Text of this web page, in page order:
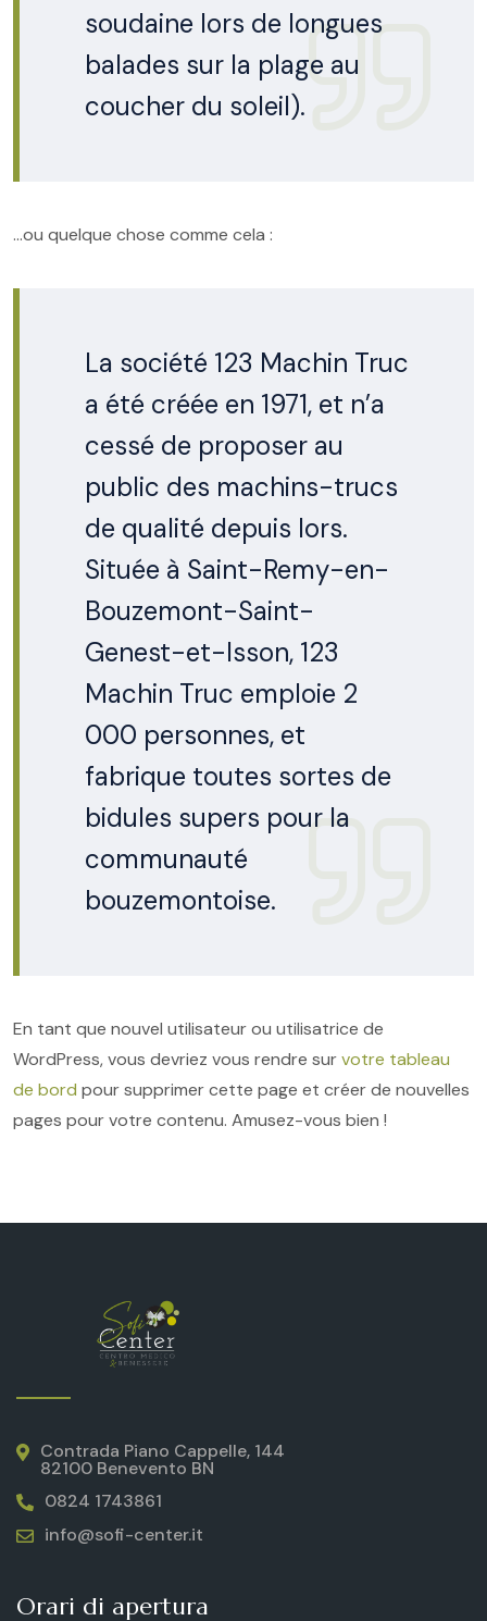
soudaine lors de longues
balades sur la plage au
coucher du soleil).
…ou quelque chose comme cela :
La société 123 Machin Truc
a été créée en 1971, et n’a
cessé de proposer au
public des machins-trucs
de qualité depuis lors.
Située à Saint-Remy-en-
Bouzemont-Saint-
Genest-et-Isson, 123
Machin Truc emploie 2
000 personnes, et
fabrique toutes sortes de
bidules supers pour la
communauté
bouzemontoise.
En tant que nouvel utilisateur ou utilisatrice de
WordPress, vous devriez vous rendre survotre tableau
de bord pour supprimer cette page et créer de nouvelles
pages pour votre contenu. Amusez-vous bien !
Contrada Piano Cappelle, 144
82100 Benevento BN
0824 1743861
info@sofi-center.it
Orari di apertura